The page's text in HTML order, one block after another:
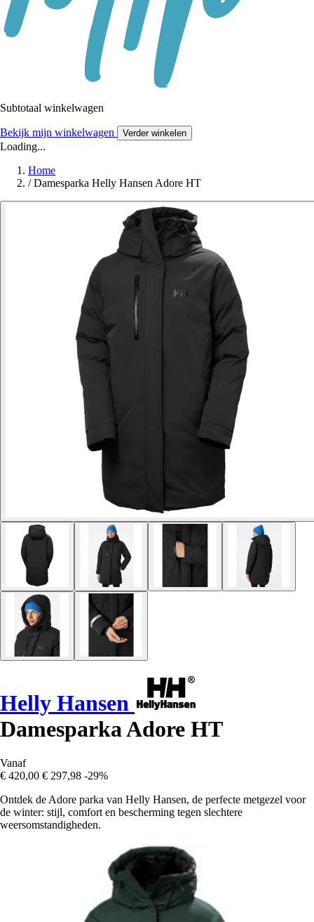
Subtotaal winkelwagen
Bekijk mijn winkelwagen Verder winkelen
Loading...
Home
/ Damesparka Helly Hansen Adore HT
Helly Hansen
Damesparka Adore HT
Vanaf
€ 420,00 € 297,98 -29%
Ontdek de Adore parka van Helly Hansen, de perfecte metgezel voor
de winter: stijl, comfort en bescherming tegen slechtere
weersomstandigheden.